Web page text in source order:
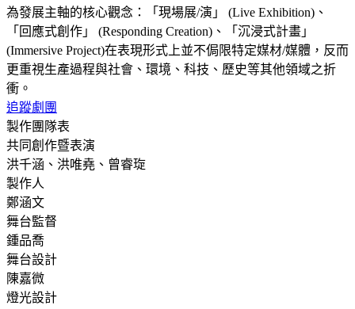
為發展主軸的核心觀念：「現場展/演」 (Live Exhibition)、
「回應式創作」 (Responding Creation)、「沉浸式計畫」
(Immersive Project)在表現形式上並不侷限特定媒材/媒體，反而
更重視生產過程與社會、環境、科技、歷史等其他領域之折
衝。
追蹤劇團
製作團隊表
共同創作暨表演
洪千涵、洪唯堯、曾睿琁
製作人
鄭涵文
舞台監督
鍾品喬
舞台設計
陳嘉微
燈光設計